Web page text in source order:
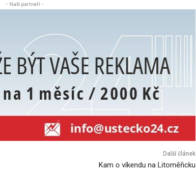
- Naši partneři -
Další článek
Kam o víkendu na Litoměřicku